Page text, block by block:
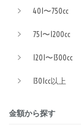
401〜750cc
751〜1200cc
1201〜1300cc
1301cc以上
金額から探す